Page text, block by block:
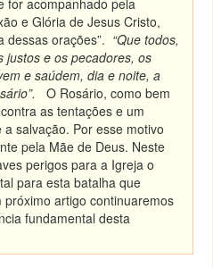
for acompanhado pela
e Glória de Jesus Cristo,
dessas orações”. “Que todos,
justos e os pecadores, os
e saúdem, dia e noite, a
O Rosário, como bem
as tentações e um
salvação. Por esse motivo
pela Mãe de Deus. Neste
perigos para a Igreja o
para esta batalha que
artigo continuaremos
fundamental desta